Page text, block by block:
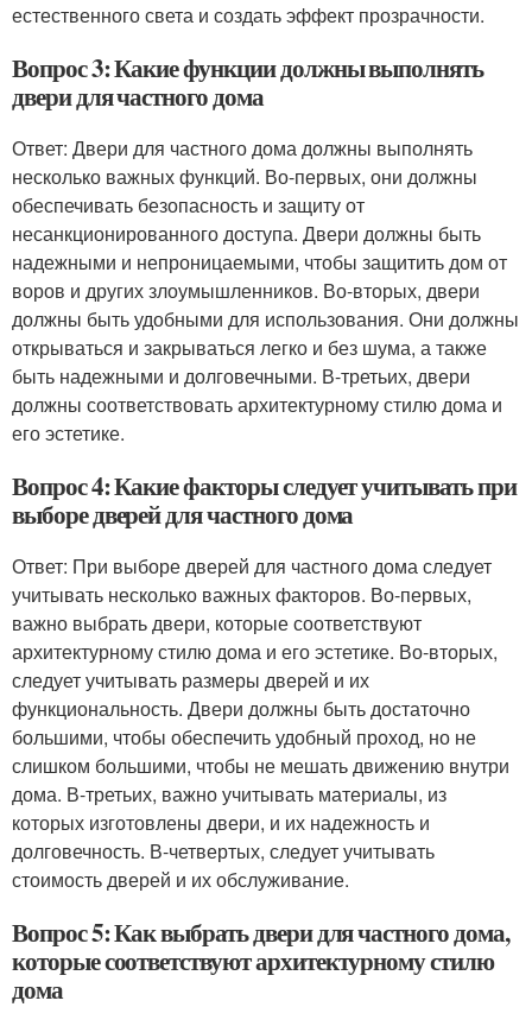
естественного света и создать эффект прозрачности.
Вопрос 3: Какие функции должны выполнять
двери для частного дома
Ответ: Двери для частного дома должны выполнять
несколько важных функций. Во-первых, они должны
обеспечивать безопасность и защиту от
несанкционированного доступа. Двери должны быть
надежными и непроницаемыми, чтобы защитить дом от
воров и других злоумышленников. Во-вторых, двери
должны быть удобными для использования. Они должны
открываться и закрываться легко и без шума, а также
быть надежными и долговечными. В-третьих, двери
должны соответствовать архитектурному стилю дома и
его эстетике.
Вопрос 4: Какие факторы следует учитывать при
выборе дверей для частного дома
Ответ: При выборе дверей для частного дома следует
учитывать несколько важных факторов. Во-первых,
важно выбрать двери, которые соответствуют
архитектурному стилю дома и его эстетике. Во-вторых,
следует учитывать размеры дверей и их
функциональность. Двери должны быть достаточно
большими, чтобы обеспечить удобный проход, но не
слишком большими, чтобы не мешать движению внутри
дома. В-третьих, важно учитывать материалы, из
которых изготовлены двери, и их надежность и
долговечность. В-четвертых, следует учитывать
стоимость дверей и их обслуживание.
Вопрос 5: Как выбрать двери для частного дома,
которые соответствуют архитектурному стилю
дома